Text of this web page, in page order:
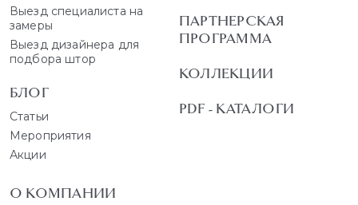
Выезд специалиста на
замеры
Выезд дизайнера для
подбора штор
БЛОГ
Статьи
Мероприятия
Акции
ПАРТНЕРСКАЯ
ПРОГРАММА
КОЛЛЕКЦИИ
PDF - КАТАЛОГИ
О КОМПАНИИ